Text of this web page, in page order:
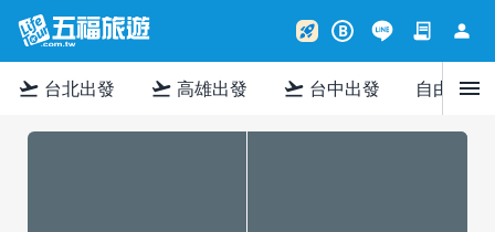
rocket_launch B contract person
flight_takeoff 台北出發 flight_takeoff 高雄出發 flight_takeoff 台中出發 自由行menu